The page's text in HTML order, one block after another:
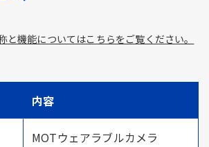
と機能についてはこちらをご覧ください。
内容
MOTウェアラブルカメラ